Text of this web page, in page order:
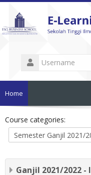
main
Username
Home
Pengumuman
List Mata Kuliah
Tutorial Penggunaan
Course categories:
Ganjil 2021/2022